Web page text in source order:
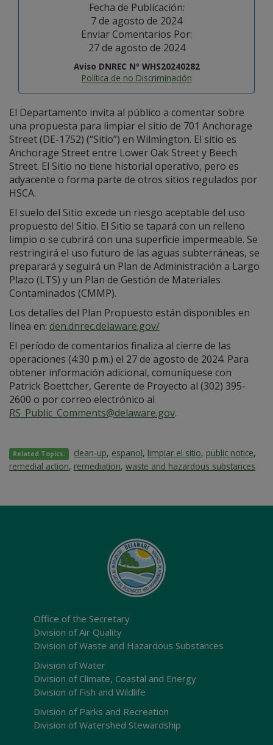
Fecha de Publicación:
7 de agosto de 2024
Enviar Comentarios Por:
27 de agosto de 2024
Aviso DNREC Nº WHS20240282
Política de no Discriminación
El Departamento invita al público a comentar sobre
una propuesta para limpiar el sitio de 701 Anchorage
Street (DE-1752) (“Sitio”) en Wilmington. El sitio es
Anchorage Street entre Lower Oak Street y Beech
Street. El Sitio no tiene historial operativo, pero es
adyacente o forma parte de otros sitios regulados por
HSCA.
El suelo del Sitio excede un riesgo aceptable del uso
propuesto del Sitio. El Sitio se tapará con un relleno
limpio o se cubrirá con una superficie impermeable. Se
restringirá el uso futuro de las aguas subterráneas, se
preparará y seguirá un Plan de Administración a Largo
Plazo (LTS) y un Plan de Gestión de Materiales
Contaminados (CMMP).
Los detalles del Plan Propuesto están disponibles en
línea en: den.dnrec.delaware.gov/
El período de comentarios finaliza al cierre de las
operaciones (4:30 p.m.) el 27 de agosto de 2024. Para
obtener información adicional, comuníquese con
Patrick Boettcher, Gerente de Proyecto al (302) 395-
2600 o por correo electrónico al
RS_Public_Comments@delaware.gov.
Related Topics: clean-up, espanol, limpiar el sitio, public notice,
remedial action, remediation, waste and hazardous substances
Office of the Secretary
Division of Air Quality
Division of Waste and Hazardous Substances
Division of Water
Division of Climate, Coastal and Energy
Division of Fish and Wildlife
Division of Parks and Recreation
Division of Watershed Stewardship